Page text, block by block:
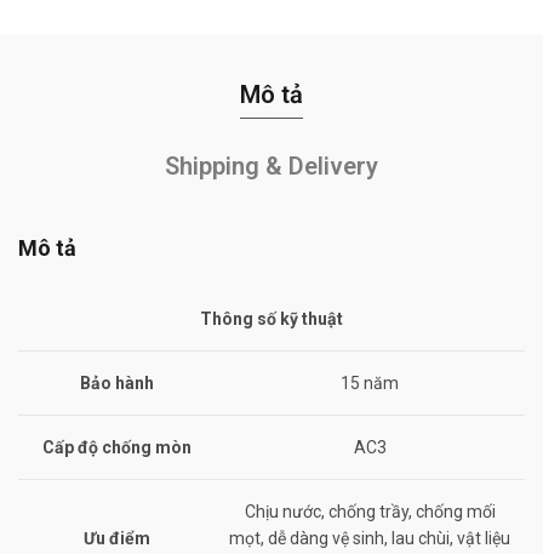
Mô tả
Shipping & Delivery
Mô tả
Thông số kỹ thuật
Bảo hành 15 năm
Cấp độ chống mòn AC3
Ưu điểm
Chịu nước, chống trầy, chống mối
mọt, dễ dàng vệ sinh, lau chùi, vật liệu